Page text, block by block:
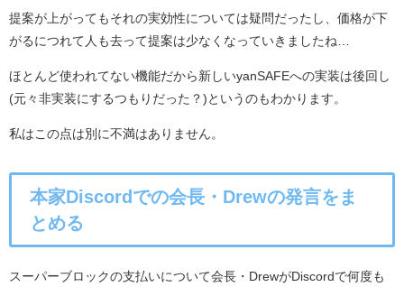
提案が上がってもそれの実効性については疑問だったし、価格が下
がるにつれて人も去って提案は少なくなっていきましたね…
ほとんど使われてない機能だから新しいyanSAFEへの実装は後回し
(元々非実装にするつもりだった？)というのもわかります。
私はこの点は別に不満はありません。
本家Discordでの会長・Drewの発言をま
とめる
スーパーブロックの支払いについて会長・DrewがDiscordで何度も